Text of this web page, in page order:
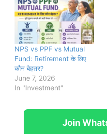
NPS vs PPF vs Mutual
Fund: Retirement के लिए
कौन बेहतर?
June 7, 2026
In "Investment"
Join